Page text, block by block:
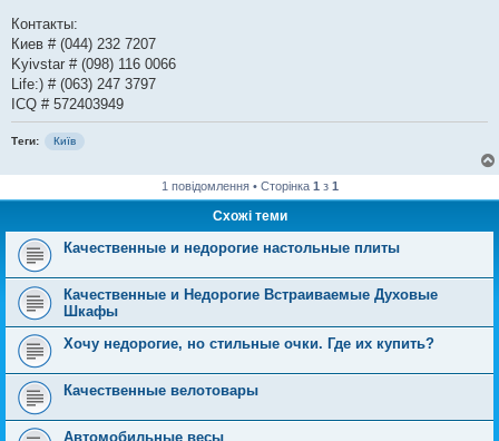
Контакты:
Киев # (044) 232 7207
Kyivstar # (098) 116 0066
Life:) # (063) 247 3797
ICQ # 572403949
Теги: Київ
1 повідомлення • Сторінка 1 з 1
Схожі теми
Качественные и недорогие настольные плиты
Качественные и Недорогие Встраиваемые Духовые
Шкафы
Хочу недорогие, но стильные очки. Где их купить?
Качественные велотовары
Автомобильные весы